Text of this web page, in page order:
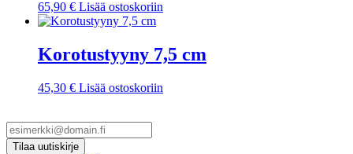
65,90 € Lisää ostoskoriin
Korotustyyny 7,5 cm
45,30 € Lisää ostoskoriin